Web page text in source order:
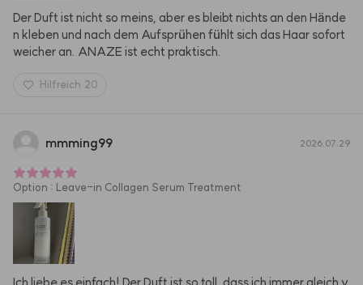
Der Duft ist nicht so meins, aber es bleibt nichts an den Hände
n kleben und nach dem Aufsprühen fühlt sich das Haar sofort
weicher an. ANAZE ist echt praktisch.
Hilfreich 20
mmming99 2026.07.29
Option : Leave-in Collagen Serum Treatment
Ich liebe es einfach! Der Duft ist so toll, dass ich immer gleich v